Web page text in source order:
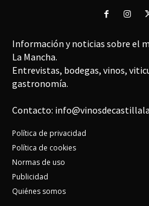
Información y noticias sobre el
La Mancha.
Entrevistas, bodegas, vinos,
gastronomía.
Contacto:
Política de privacidad
Política de cookies
Normas de uso
Publicidad
Quiénes somos